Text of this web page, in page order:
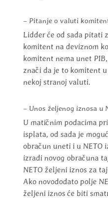
– Pitanje o valuti
Lidder će od sada pitati
komitent na deviznom
komitent nema unet
znači da je to komitent
nekoj stranoj valuti.
– Unos željenog iznosa u
U matičnim podacima
isplata, od sada je
obračun uneti i u NETO
izradi novog obračuna
NETO željeni iznos za
Ako novododato polje
željeni iznos će biti